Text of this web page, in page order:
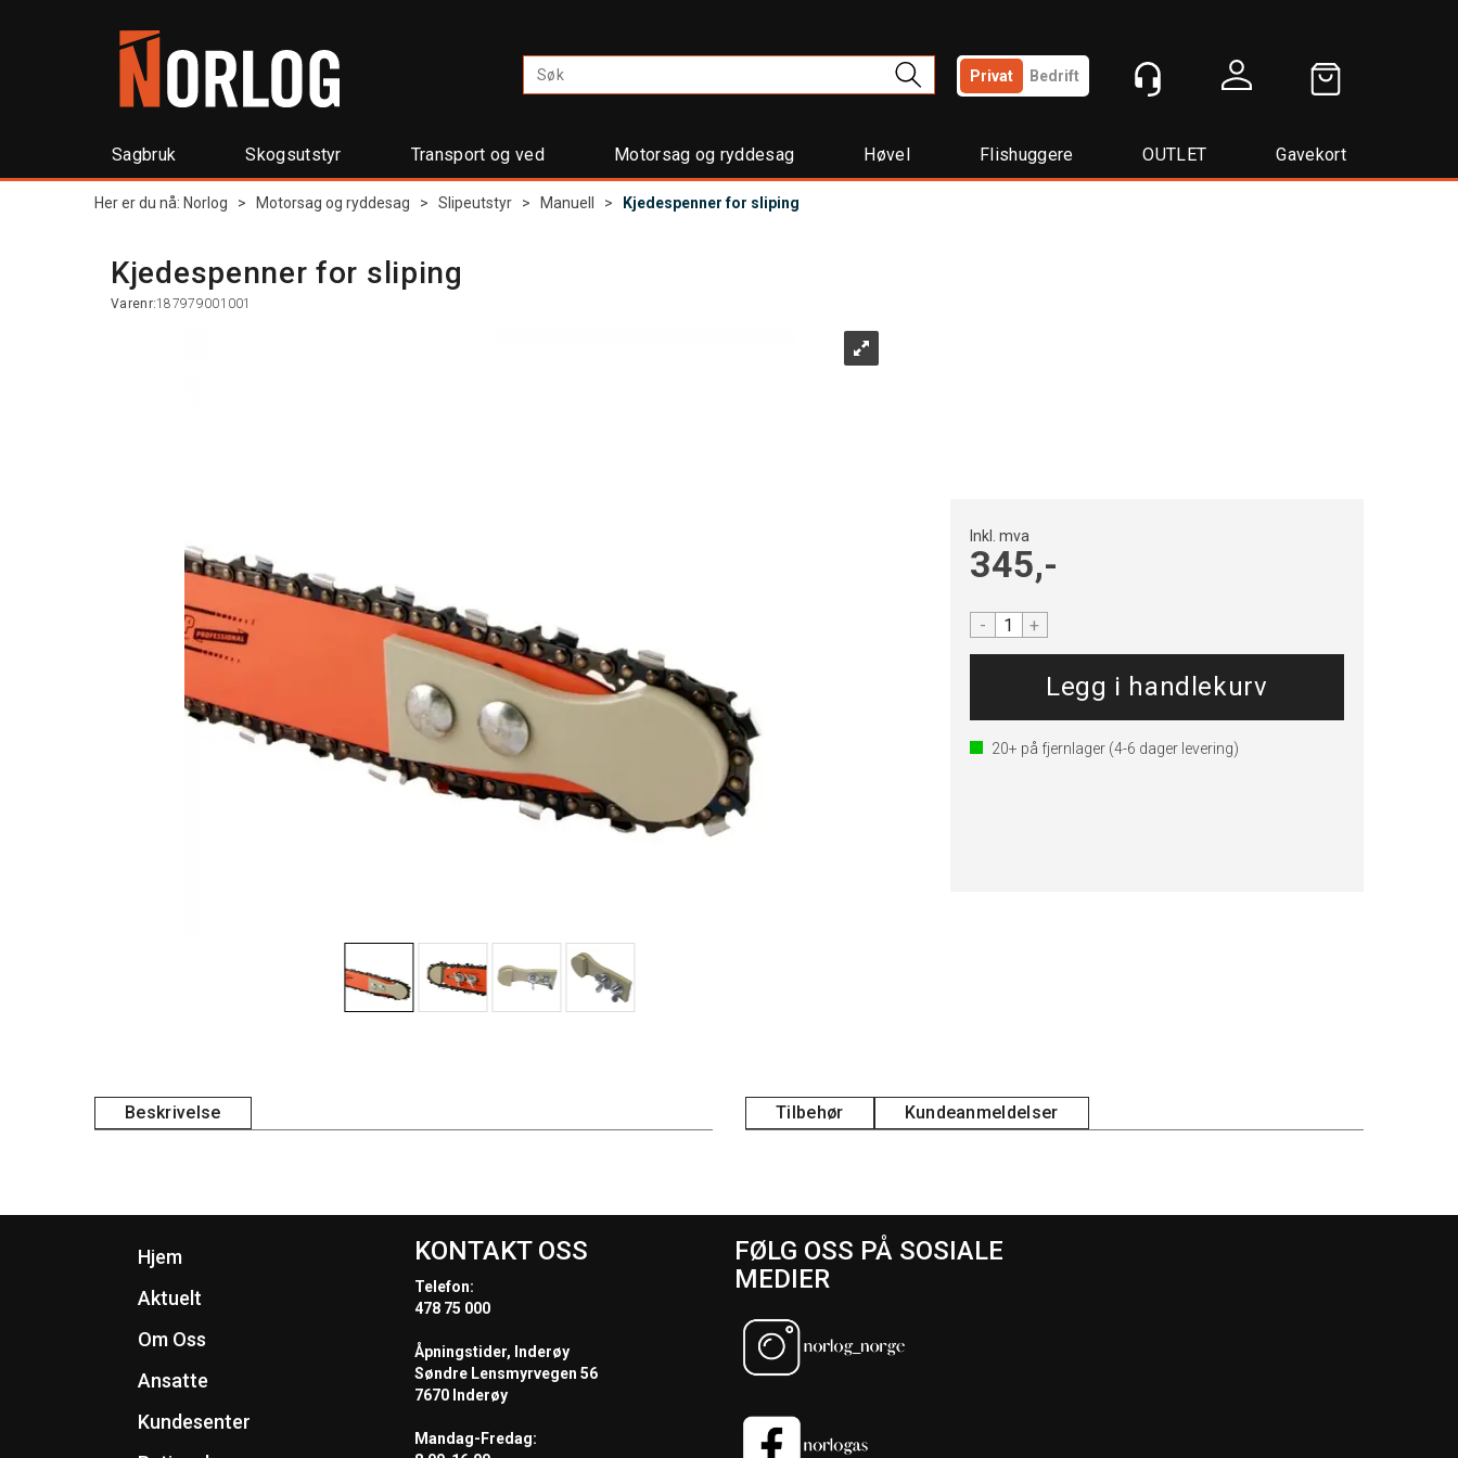
Privat Bedrift
Sagbruk Skogsutstyr Transport og ved Motorsag og ryddesag Høvel Flishuggere OUTLET Gavekort
Her er du nå: Norlog > Motorsag og ryddesag > Slipeutstyr > Manuell > Kjedespenner for sliping
Kjedespenner for sliping
Varenr:187979001001
Inkl. mva
345,-
- +
20+ på fjernlager(4-6 dager levering)
Beskrivelse Tilbehør Kundeanmeldelser
Hjem
Aktuelt
Om Oss
Ansatte
Kundesenter
KONTAKT OSS
Telefon:
478 75 000
Åpningstider, Inderøy
Søndre Lensmyrvegen 56
7670 Inderøy
Mandag-Fredag:
FØLG OSS PÅ SOSIALE
MEDIER